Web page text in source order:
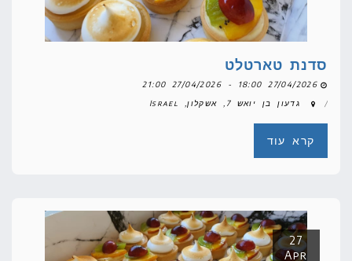
סדנת טארטלט
27/04/2026 18:00 - 27/04/2026 21:00
גדעון בן יואש 7, אשקלון, Israel
קרא עוד
27
Apr